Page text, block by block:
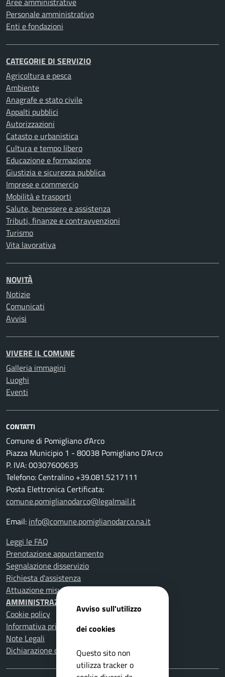
Personale amministrativo
Enti e fondazioni
CATEGORIE DI SERVIZIO
Agricoltura e pesca
Ambiente
Anagrafe e stato civile
Appalti pubblici
Autorizzazioni
Catasto e urbanistica
Cultura e tempo libero
Educazione e formazione
Giustizia e sicurezza pubblica
Imprese e commercio
Mobilità e trasporti
Salute, benessere e assistenza
Tributi, finanze e contravvenzioni
Turismo
Vita lavorativa
NOVITÀ
Notizie
Comunicati
Avvisi
VIVERE IL COMUNE
Galleria immagini
Luoghi
Eventi
CONTATTI
Comune di Pomigliano d'Arco
Piazza Municipio 1 - 80038 Pomigliano D'Arco
P. IVA: 00307600635
Telefono: Centralino +39.081.5217111
Posta Elettronica Certificata:
comune.pomiglianodarco@legalmail.it
Email: info@comune.pomiglianodarco.na.it
Leggi le FAQ
Prenotazione appuntamento
Segnalazione disservizio
Richiesta d'assistenza
Attuazione misure PNRR
AMMINISTRAZIONE TRASPARENTE
Cookie policy
Informativa privacy
Note Legali
Dichiarazione di accessibilità
Avviso sull'utilizzo
dei cookies
Questo sito non
utilizza tracker o